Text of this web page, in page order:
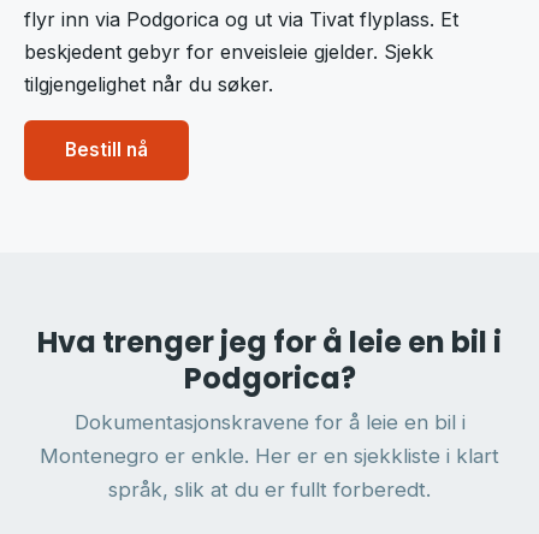
flyr inn via Podgorica og ut via Tivat flyplass. Et
beskjedent gebyr for enveisleie gjelder. Sjekk
tilgjengelighet når du søker.
Bestill nå
Hva trenger jeg for å leie en bil i
Podgorica?
Dokumentasjonskravene for å leie en bil i
Montenegro er enkle. Her er en sjekkliste i klart
språk, slik at du er fullt forberedt.